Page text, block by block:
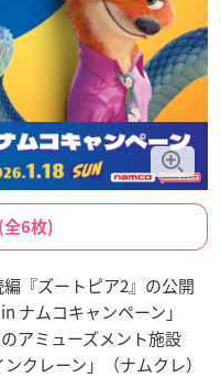
全6枚)
『ズートピア2』の公開
ナムコキャンペーン」
アミューズメント施設
クレーン」（ナムクレ）